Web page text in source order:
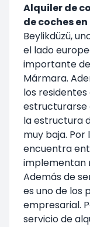
Alquiler de
de coches
Beylikdüzü,
el lado
importante
Mármara.
los
estructurarse
la estructura
muy baja.
encuentra
implementan
Además de
es uno de los
empresarial.
servicio de